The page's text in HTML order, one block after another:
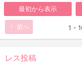
最初から表示
前へ 1 -
レス投稿